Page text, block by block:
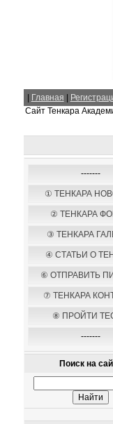
| Главная |
Сайт Тенкара
-------
① ТЕНКАРА
② ТЕНКАРА
③ ТЕНКАРА
④ СТАТЬИ О
⑥ ОТПРАВИТЬ
⑦ ТЕНКАРА
⑧ ПРОЙТИ
-------
Поиск на